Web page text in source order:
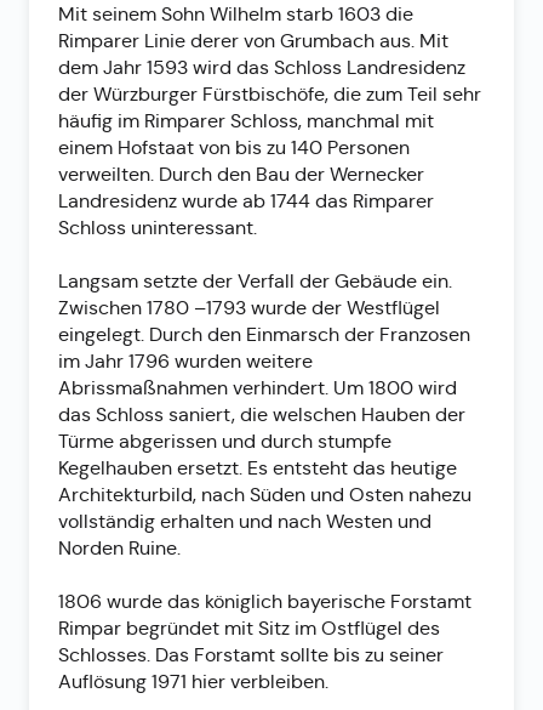
Mit seinem Sohn Wilhelm starb 1603 die
Rimparer Linie derer von Grumbach aus. Mit
dem Jahr 1593 wird das Schloss Landresidenz
der Würzburger Fürstbischöfe, die zum Teil sehr
häufig im Rimparer Schloss, manchmal mit
einem Hofstaat von bis zu 140 Personen
verweilten. Durch den Bau der Wernecker
Landresidenz wurde ab 1744 das Rimparer
Schloss uninteressant.
Langsam setzte der Verfall der Gebäude ein.
Zwischen 1780 –1793 wurde der Westflügel
eingelegt. Durch den Einmarsch der Franzosen
im Jahr 1796 wurden weitere
Abrissmaßnahmen verhindert. Um 1800 wird
das Schloss saniert, die welschen Hauben der
Türme abgerissen und durch stumpfe
Kegelhauben ersetzt. Es entsteht das heutige
Architekturbild, nach Süden und Osten nahezu
vollständig erhalten und nach Westen und
Norden Ruine.
1806 wurde das königlich bayerische Forstamt
Rimpar begründet mit Sitz im Ostflügel des
Schlosses. Das Forstamt sollte bis zu seiner
Auflösung 1971 hier verbleiben.